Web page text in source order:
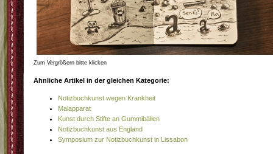
Zum Vergrößern bitte klicken
Ähnliche Artikel in der gleichen Kategorie:
Notizbuchkunst wegen Krankheit
Malapparat
Kunst durch Stifte an Gummibällen
Notizbuchkunst aus England
Symposium zur Notizbuchkunst in Lissabon